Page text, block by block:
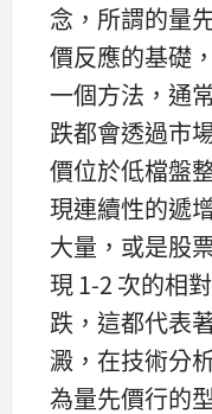
念，所謂的量
價反應的基礎
一個方法，通
跌都會透過市
價位於低檔盤
現連續性的遞
大量，或是股
現 1-2 次的相
跌，這都代表
澱，在技術分
為量先價行的